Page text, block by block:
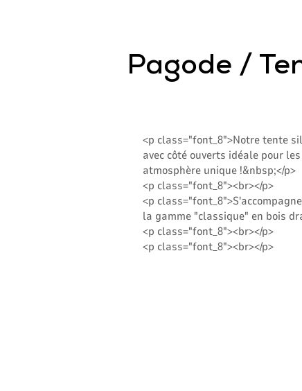
Pagode /
<p class="font_8">Notre tente
avec côté ouverts idéale pour
atmosphère unique !&nbsp;</p>
<p class="font_8"><br></p>
<p
la gamme "classique" en bois
<p class="font_8"><br></p>
<p class="font_8"><br></p>